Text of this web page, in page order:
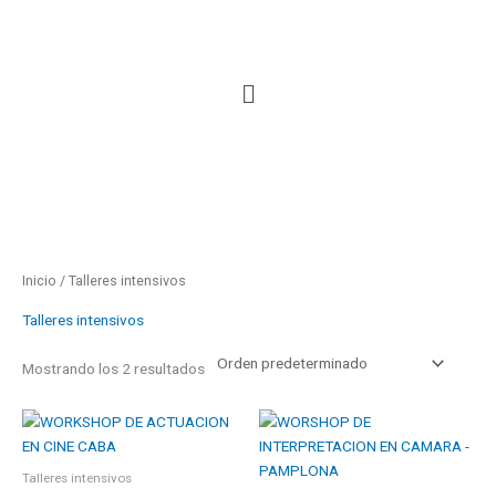
Inicio / Talleres intensivos
Talleres intensivos
Mostrando los 2 resultados
Talleres intensivos